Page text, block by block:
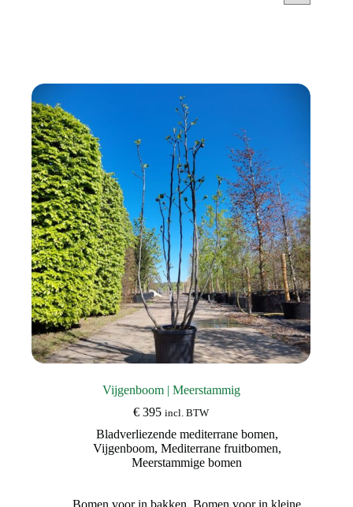
Vijgenboom | Meerstammig
€ 395 incl. BTW
Bladverliezende mediterrane bomen,
Vijgenboom, Mediterrane fruitbomen,
Meerstammige bomen
Bomen voor in bakken,Bomen voor in kleine